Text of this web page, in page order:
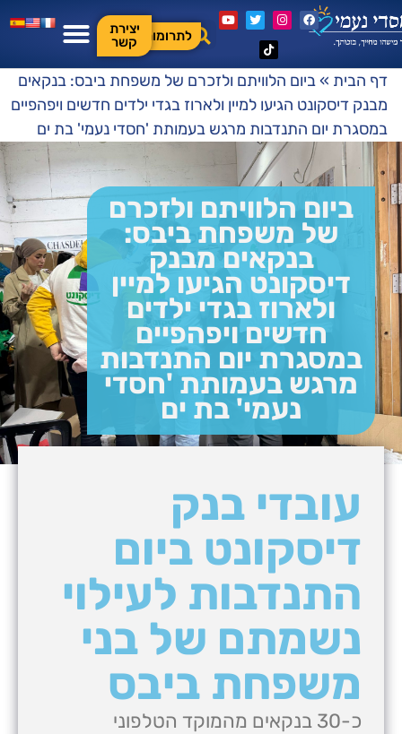
לתרומות
יצירת
קשר
דף הבית »ביום הלוויתם ולזכרם של משפחת ביבס: בנקאים
מבנק דיסקונט הגיעו למיין ולארוז בגדי ילדים חדשים ויפהפיים
במסגרת יום התנדבות מרגש בעמותת 'חסדי נעמי' בת ים
ביום הלוויתם ולזכרם
של משפחת ביבס:
בנקאים מבנק
דיסקונט הגיעו למיין
ולארוז בגדי ילדים
חדשים ויפהפיים
במסגרת יום התנדבות
מרגש בעמותת 'חסדי
נעמי' בת ים
עובדי בנק
דיסקונט ביום
התנדבות לעילוי
נשמתם של בני
משפחת ביבס
כ-30 בנקאים מהמוקד הטלפוני